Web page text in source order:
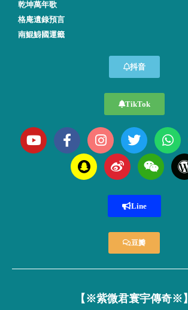
乾坤萬年歌
格庵遺錄預言
南鯤鯓國運籤
抖音
TikTok
Line
豆瓣
【※紫微君寰宇傳奇※】